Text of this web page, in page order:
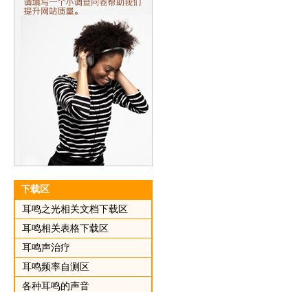
下载区
耳鸣之光相关文档下载区
耳鸣相关表格下载区
耳鸣声治疗
耳鸣频率自测区
各种耳鸣的声音